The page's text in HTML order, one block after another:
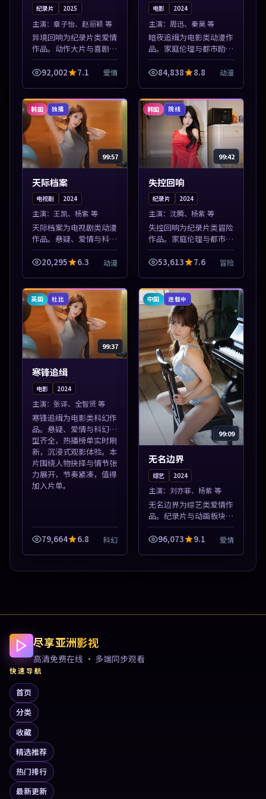
纪录片 2025
主演： 章子怡、赵丽颖 等
异境回响为纪录片类爱情
作品。动作大片与喜剧短
片搭配推荐，亚洲影视高
清站，流畅不卡顿。本片
入片单。
92,002 7.1 爱情
电影 2024
主演： 周迅、秦昊 等
暗夜追缉为电影类动漫作
品。家庭伦理与都市励志
题材丰富，高清免费在线
播放，适合全年龄段观
凑，值得加入片单...
84,838 8.8 动漫
韩国 独播
99:57
天际档案
电视剧 2024
主演： 王凯、杨紫 等
天际档案为电视剧类动漫
作品。悬疑、爱情与科幻
类型齐全，热播榜单实时
刷新，沉浸式观影体验。
得加入片单。
20,295 6.3 动漫
韩国 院线
99:42
失控回响
纪录片 2024
主演： 沈腾、杨紫 等
失控回响为纪录片类冒险
作品。家庭伦理与都市励
志题材丰富，高清免费在
线播放，适合全年龄段观
凑，值得加入片...
53,613 7.6 冒险
英国 杜比
99:37
寒锋追缉
电影 2024
主演： 张译、全智贤 等
寒锋追缉为电影类科幻作
品。悬疑、爱情与科幻类
型齐全，热播榜单实时刷
新，沉浸式观影体验。本
片围绕人物抉择与情节张
力展开，节奏紧凑，值得
加入片单。
79,664 6.8 科幻
中国 连载中
99:09
无名边界
综艺 2024
主演： 刘亦菲、杨紫 等
无名边界为综艺类爱情作
品。纪录片与动画板块同
步更新，亚洲影视一站式
导览，支持关键词检索片
凑，值得加入片...
96,073 9.1 爱情
尽享亚洲影视
高清免费在线 · 多端同步观看
快速导航
首页
分类
收藏
精选推荐
热门排行
最新更新